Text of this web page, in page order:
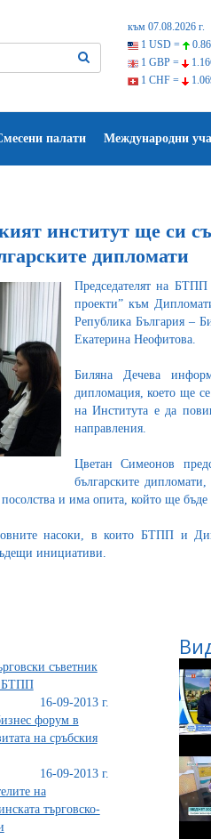
към 07.08.2026 г.
1 USD =
1 GBP =
1 CHF =
палати Международни
институт ще си
дипломати
Председателят на
проекти” към
Република България –
Екатерина Неофитова.
Биляна Дечева
дипломация, което ще
на Института е да
направления.
Цветан Симеонов
българските
посолства и има опита, който ще
насоки, в които БТПП и
инициативи.
съветник
БТПП
16-09-2013 г.
форум в
на сръбския
16-09-2013 г.
на
търговско-